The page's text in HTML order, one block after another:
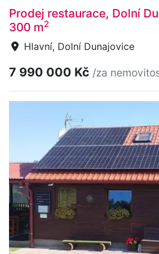
Prodej restaurace, Dolní
300 m2
Hlavní, Dolní Dunajovice
7 990 000 Kč /za